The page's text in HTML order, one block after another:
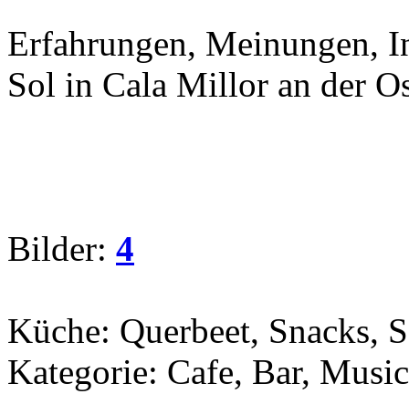
Erfahrungen, Meinungen,
Sol in Cala Millor an der
Bilder: 4
Küche: Querbeet, Snacks,
Kategorie: Cafe, Bar,